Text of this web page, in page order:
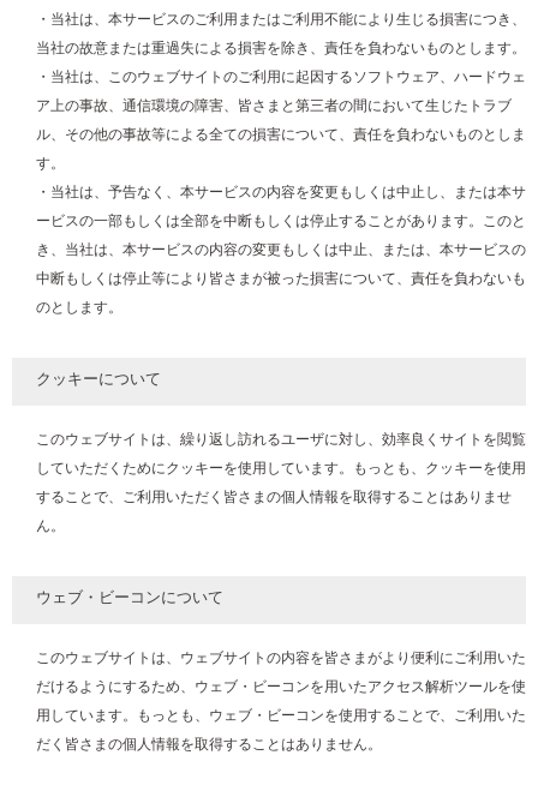
・当社は、本サービスのご利用またはご利用不能により生じる損害につき、
当社の故意または重過失による損害を除き、責任を負わないものとします。
・当社は、このウェブサイトのご利用に起因するソフトウェア、ハードウェ
ア上の事故、通信環境の障害、皆さまと第三者の間において生じたトラブ
ル、その他の事故等による全ての損害について、責任を負わないものとしま
す。
・当社は、予告なく、本サービスの内容を変更もしくは中止し、または本サ
ービスの一部もしくは全部を中断もしくは停止することがあります。このと
き、当社は、本サービスの内容の変更もしくは中止、または、本サービスの
中断もしくは停止等により皆さまが被った損害について、責任を負わないも
のとします。
クッキーについて
このウェブサイトは、繰り返し訪れるユーザに対し、効率良くサイトを閲覧
していただくためにクッキーを使用しています。もっとも、クッキーを使用
することで、ご利用いただく皆さまの個人情報を取得することはありませ
ん。
ウェブ・ビーコンについて
このウェブサイトは、ウェブサイトの内容を皆さまがより便利にご利用いた
だけるようにするため、ウェブ・ビーコンを用いたアクセス解析ツールを使
用しています。もっとも、ウェブ・ビーコンを使用することで、ご利用いた
だく皆さまの個人情報を取得することはありません。